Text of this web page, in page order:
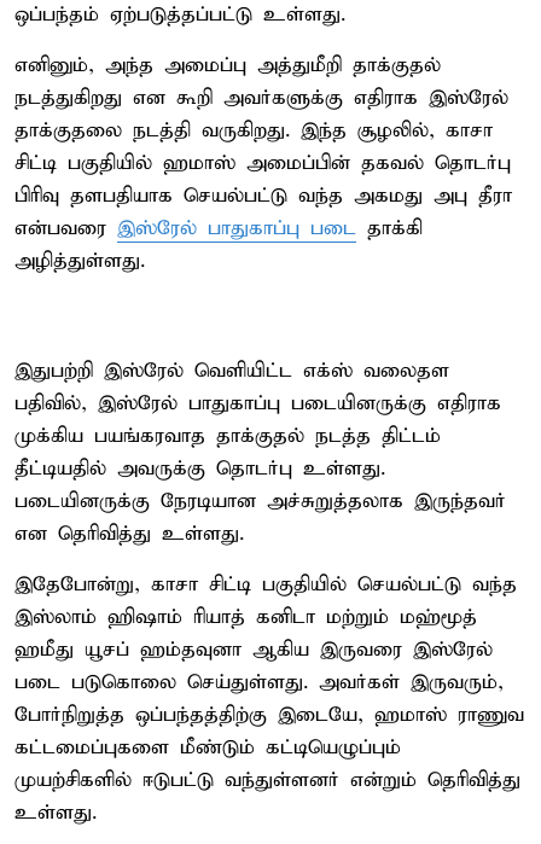
ஒப்பந்தம் ஏற்படுத்தப்பட்டு உள்ளது.
எனினும், அந்த அமைப்பு அத்துமீறி தாக்குதல்
நடத்துகிறது என கூறி அவர்களுக்கு எதிராக இஸ்ரேல்
தாக்குதலை நடத்தி வருகிறது. இந்த சூழலில், காசா
சிட்டி பகுதியில் ஹமாஸ் அமைப்பின் தகவல் தொடர்பு
பிரிவு தளபதியாக செயல்பட்டு வந்த அகமது அபு தீரா
என்பவரை இஸ்ரேல் பாதுகாப்பு படை தாக்கி
அழித்துள்ளது.
இதுபற்றி இஸ்ரேல் வெளியிட்ட எக்ஸ் வலைதள
பதிவில், இஸ்ரேல் பாதுகாப்பு படையினருக்கு எதிராக
முக்கிய பயங்கரவாத தாக்குதல் நடத்த திட்டம்
தீட்டியதில் அவருக்கு தொடர்பு உள்ளது.
படையினருக்கு நேரடியான அச்சுறுத்தலாக இருந்தவர்
என தெரிவித்து உள்ளது.
இதேபோன்று, காசா சிட்டி பகுதியில் செயல்பட்டு வந்த
இஸ்லாம் ஹிஷாம் ரியாத் கனிடா மற்றும் மஹ்மூத்
ஹமீது யூசப் ஹம்தவுனா ஆகிய இருவரை இஸ்ரேல்
படை படுகொலை செய்துள்ளது. அவர்கள் இருவரும்,
போர்நிறுத்த ஒப்பந்தத்திற்கு இடையே, ஹமாஸ் ராணுவ
கட்டமைப்புகளை மீண்டும் கட்டியெழுப்பும்
முயற்சிகளில் ஈடுபட்டு வந்துள்ளனர் என்றும் தெரிவித்து
உள்ளது.